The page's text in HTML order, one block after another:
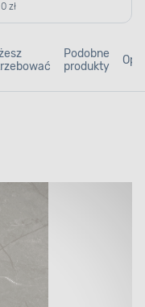
zł
Podobne
produkty